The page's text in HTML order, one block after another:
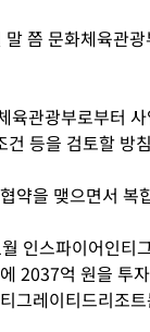
쯤 문화체육관
육관광부로부터
건 등을 검토할 방
약을 맺으면서 복
월 인스파이어인
2037억 원을 투
그레이티드리조